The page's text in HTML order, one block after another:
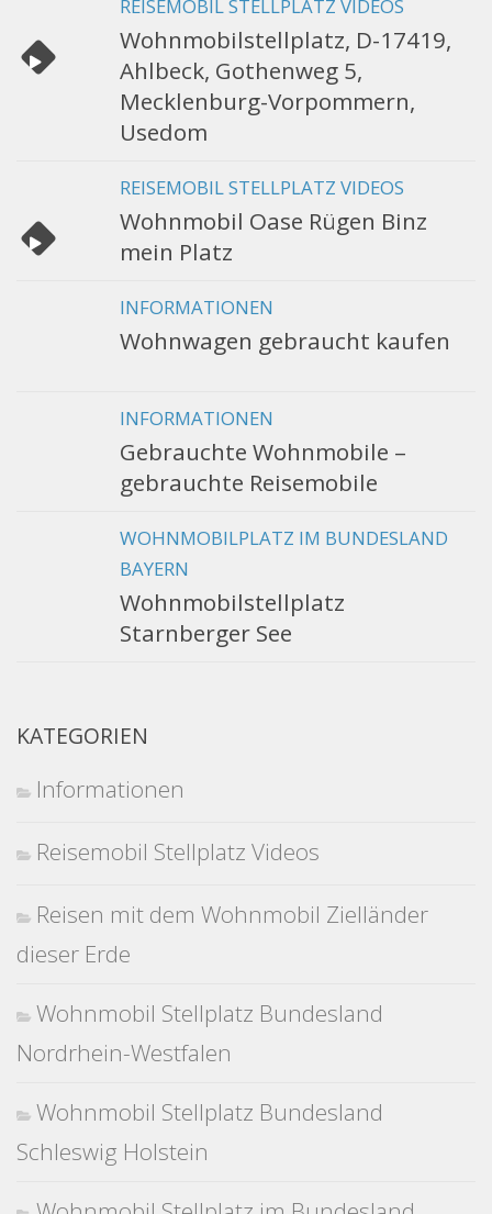
REISEMOBIL STELLPLATZ VIDEOS
Wohnmobilstellplatz, D-17419,
Ahlbeck, Gothenweg 5,
Mecklenburg-Vorpommern,
Usedom
REISEMOBIL STELLPLATZ VIDEOS
Wohnmobil Oase Rügen Binz
mein Platz
INFORMATIONEN
Wohnwagen gebraucht kaufen
INFORMATIONEN
Gebrauchte Wohnmobile –
gebrauchte Reisemobile
WOHNMOBILPLATZ IM BUNDESLAND
BAYERN
Wohnmobilstellplatz
Starnberger See
KATEGORIEN
Informationen
Reisemobil Stellplatz Videos
Reisen mit dem Wohnmobil Zielländer
dieser Erde
Wohnmobil Stellplatz Bundesland
Nordrhein-Westfalen
Wohnmobil Stellplatz Bundesland
Schleswig Holstein